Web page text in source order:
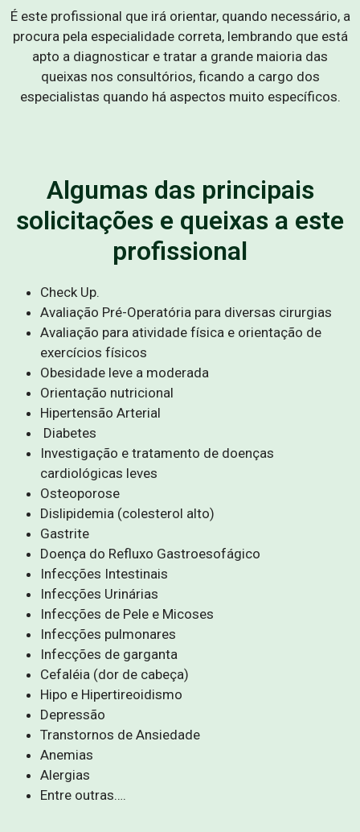
É este profissional que irá orientar, quando necessário, a
procura pela especialidade correta, lembrando que está
apto a diagnosticar e tratar a grande maioria das
queixas nos consultórios, ficando a cargo dos
especialistas quando há aspectos muito específicos.
Algumas das principais
solicitações e queixas a este
profissional
Check Up.
Avaliação Pré-Operatória para diversas cirurgias
Avaliação para atividade física e orientação de
exercícios físicos
Obesidade leve a moderada
Orientação nutricional
Hipertensão Arterial
Diabetes
Investigação e tratamento de doenças
cardiológicas leves
Osteoporose
Dislipidemia (colesterol alto)
Gastrite
Doença do Refluxo Gastroesofágico
Infecções Intestinais
Infecções Urinárias
Infecções de Pele e Micoses
Infecções pulmonares
Infecções de garganta
Cefaléia (dor de cabeça)
Hipo e Hipertireoidismo
Depressão
Transtornos de Ansiedade
Anemias
Alergias
Entre outras….